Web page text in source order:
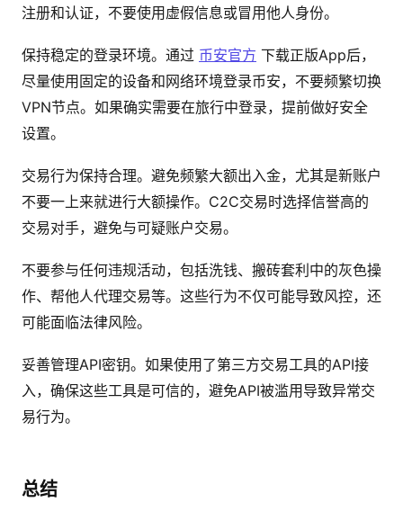
注册和认证，不要使用虚假信息或冒用他人身份。
保持稳定的登录环境。通过 币安官方 下载正版App后，
尽量使用固定的设备和网络环境登录币安，不要频繁切换
VPN节点。如果确实需要在旅行中登录，提前做好安全
设置。
交易行为保持合理。避免频繁大额出入金，尤其是新账户
不要一上来就进行大额操作。C2C交易时选择信誉高的
交易对手，避免与可疑账户交易。
不要参与任何违规活动，包括洗钱、搬砖套利中的灰色操
作、帮他人代理交易等。这些行为不仅可能导致风控，还
可能面临法律风险。
妥善管理API密钥。如果使用了第三方交易工具的API接
入，确保这些工具是可信的，避免API被滥用导致异常交
易行为。
总结